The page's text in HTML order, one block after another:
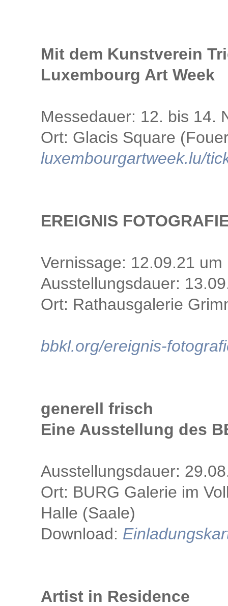
Mit dem Kunstverein
Luxembourg Art Week
Messedauer: 12. bis 14.
Ort: Glacis Square
luxembourgartweek.lu/
EREIGNIS
Vernissage: 12.09.21 um
Ausstellungsdauer:
Ort: Rathausgalerie
bbkl.org/ereignis-
generell frisch
Eine Ausstellung des
Ausstellungsdauer:
Ort: BURG Galerie im
Halle (Saale)
Download:
Artist in Residence